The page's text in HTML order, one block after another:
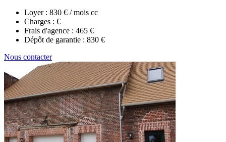
Loyer : 830 € / mois cc
Charges : €
Frais d'agence : 465 €
Dépôt de garantie : 830 €
Nous contacter